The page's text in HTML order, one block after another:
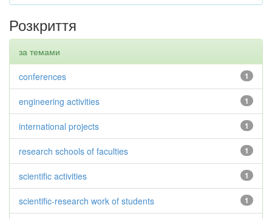
Розкриття
за темами
1
conferences
1
engineering activities
1
international projects
1
research schools of faculties
1
scientific activities
1
scientific-research work of students